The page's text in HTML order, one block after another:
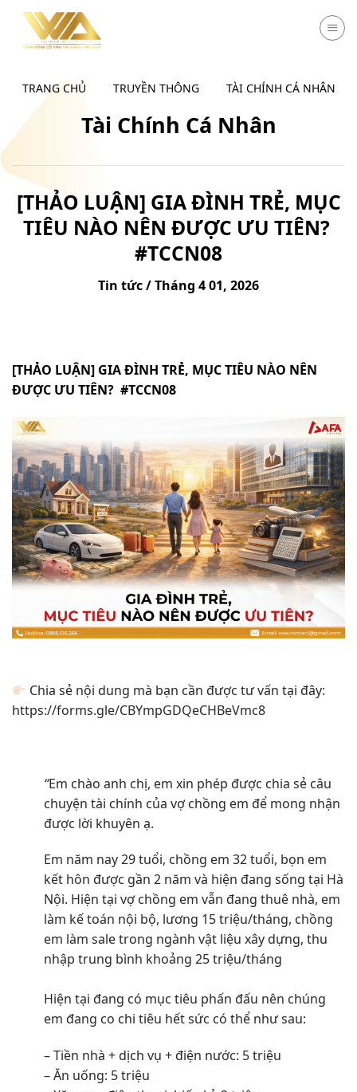
Chuyển
TRANG CHỦ TRUYỀN THÔNG TÀI CHÍNH CÁ NHÂN
Tài Chính Cá Nhân
[THẢO LUẬN] GIA ĐÌNH TRẺ, MỤC
TIÊU NÀO NÊN ĐƯỢC ƯU TIÊN?
#TCCN08
Tin tức / Tháng 4 01, 2026
[THẢO LUẬN] GIA ĐÌNH TRẺ, MỤC TIÊU NÀO NÊN
ĐƯỢC ƯU TIÊN? #TCCN08
Chia sẻ nội dung mà bạn cần được tư vấn tại đây:
https://forms.gle/CBYmpGDQeCHBeVmc8
“Em chào anh chị, em xin phép được chia sẻ câu
chuyện tài chính của vợ chồng em để mong nhận
được lời khuyên ạ.
Em năm nay 29 tuổi, chồng em 32 tuổi, bọn em
kết hôn được gần 2 năm và hiện đang sống tại Hà
Nội. Hiện tại vợ chồng em vẫn đang thuê nhà, em
làm kế toán nội bộ, lương 15 triệu/tháng, chồng
em làm sale trong ngành vật liệu xây dựng, thu
nhập trung bình khoảng 25 triệu/tháng
Hiện tại đang có mục tiêu phấn đấu nên chúng
em đang co chi tiêu hết sức có thể như sau:
– Tiền nhà + dịch vụ + điện nước: 5 triệu
– Ăn uống: 5 triệu